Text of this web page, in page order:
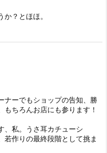
？とほほ。
ナーでもショップの告知、勝
ちろんお店にも参ります！
私。うさ耳カチューシ
若作りの最終段階として挑ま